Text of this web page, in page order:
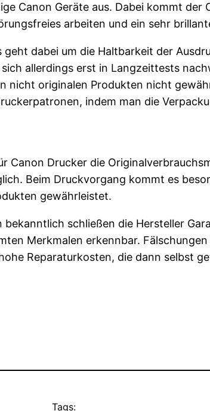
Canon Geräte aus. Dabei kommt der
arbeiten und ein sehr
dabei um die Haltbarkeit der
allerdings erst in Langzeittests
nicht originalen Produkten nicht
indem man die
Canon Drucker die
Beim Druckvorgang kommt es
gewährleistet.
schließen die Hersteller
Merkmalen erkennbar.
Reparaturkosten, die dann selbst
Tags: